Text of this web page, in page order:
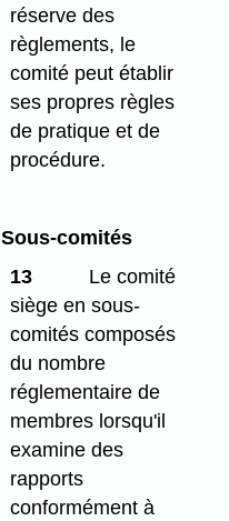
réserve des
règlements, le
comité peut établir
ses propres règles
de pratique et de
procédure.
Sous-comités
13
Le comité
siège en sous-
comités composés
du nombre
réglementaire de
membres lorsqu'il
examine des
rapports
conformément à